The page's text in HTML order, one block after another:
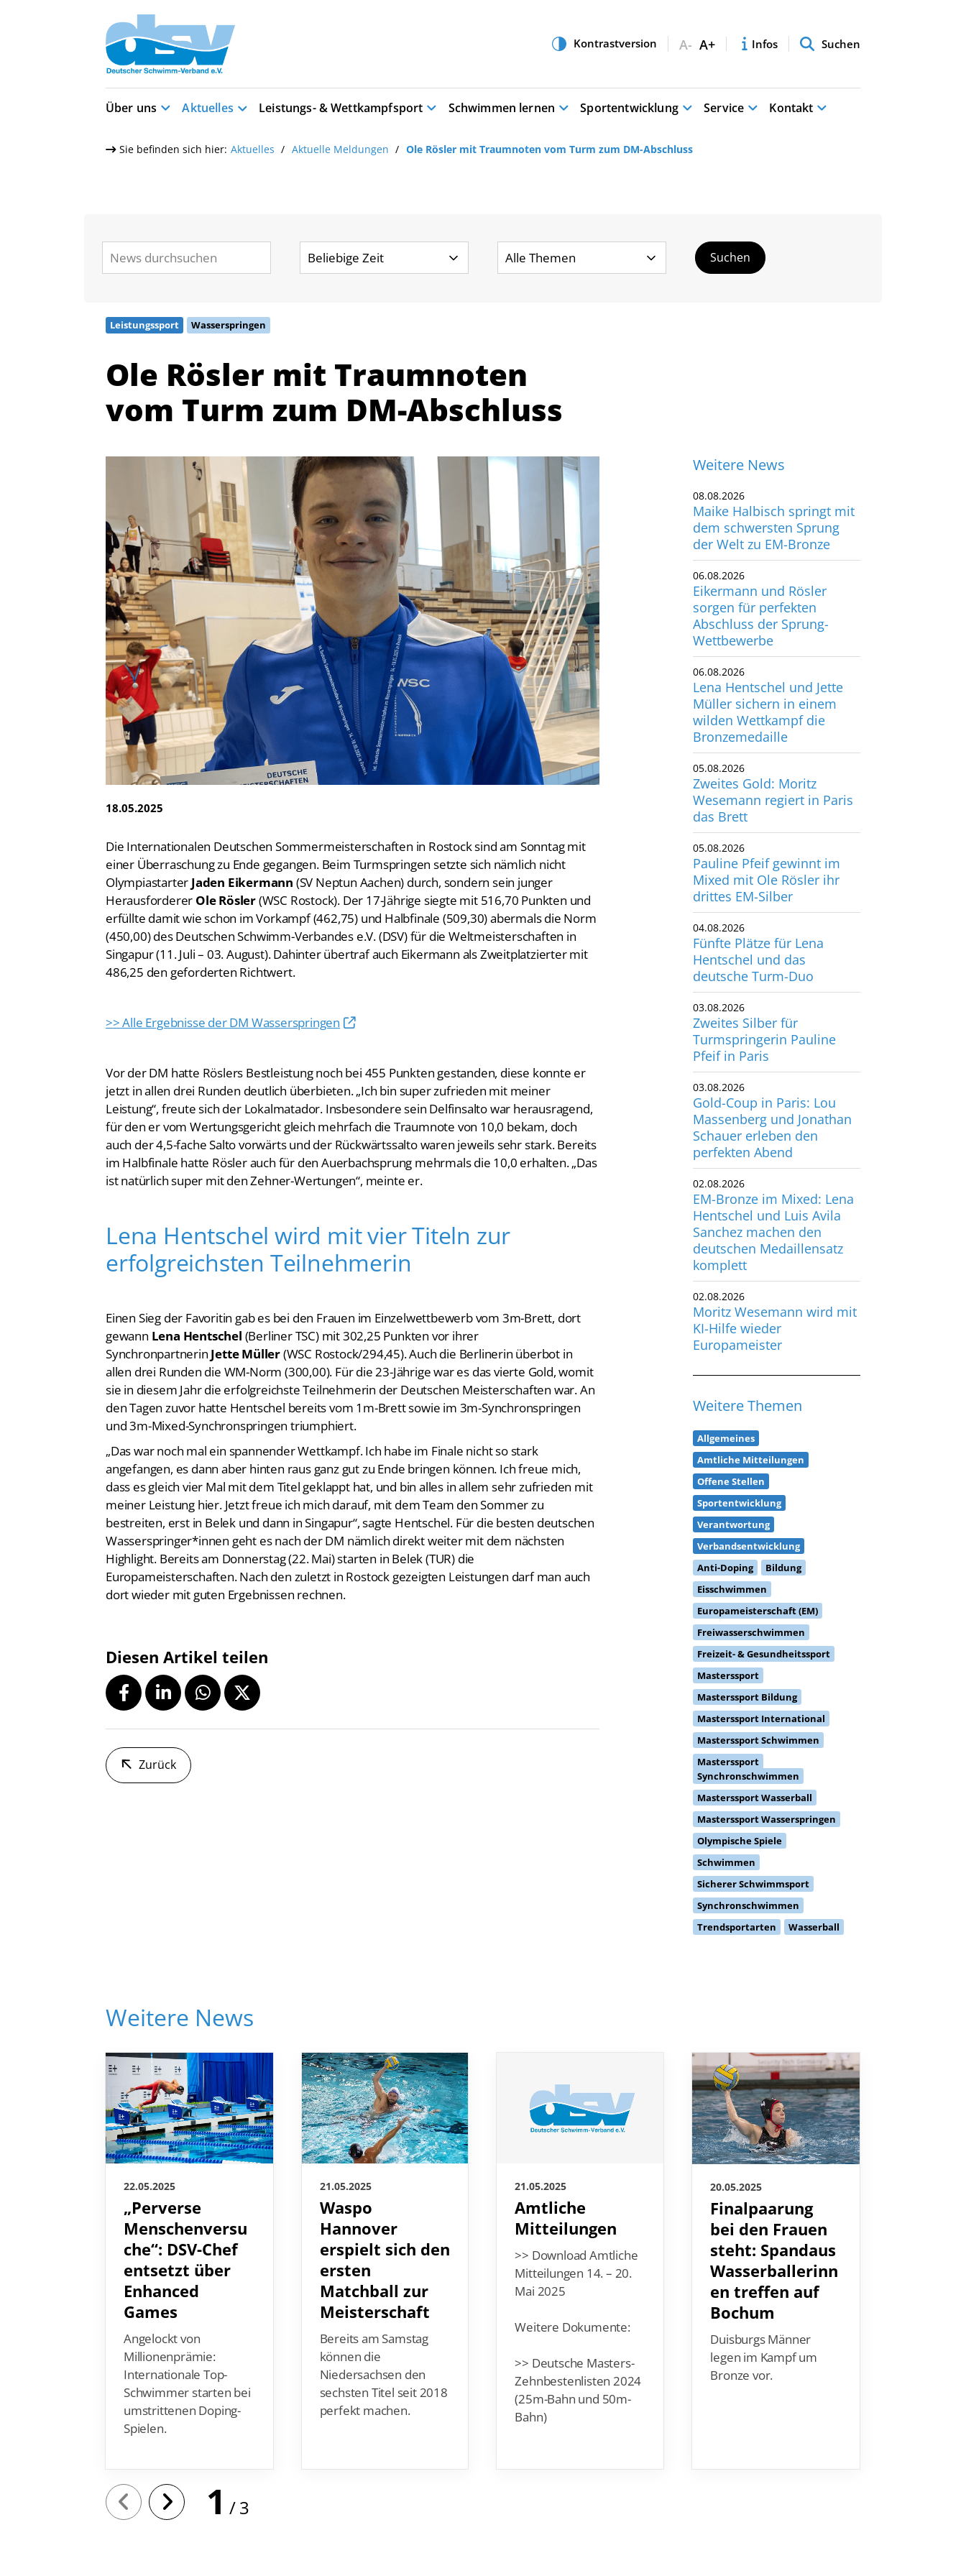
A- A+ Infos Suchen
Über uns Aktuelles Leistungs- & Wettkampfsport Schwimmen lernen Sportentwicklung Service Kontakt
Sie befinden sich hier: Aktuelles Aktuelle Meldungen Ole Rösler mit Traumnoten vom Turm zum DM-Abschluss
Leistungssport Wasserspringen
Ole Rösler mit Traumnoten
vom Turm zum DM-Abschluss
18.05.2025
Die Internationalen Deutschen Sommermeisterschaften in Rostock sind am Sonntag mit
einer Überraschung zu Ende gegangen. Beim Turmspringen setzte sich nämlich nicht
Olympiastarter Jaden Eikermann (SV Neptun Aachen) durch, sondern sein junger
Herausforderer Ole Rösler(WSC Rostock). Der 17-Jährige siegte mit 516,70 Punkten und
erfüllte damit wie schon im Vorkampf (462,75) und Halbfinale (509,30) abermals die Norm
(450,00) des Deutschen Schwimm-Verbandes e.V. (DSV) für die Weltmeisterschaften in
Singapur (11. Juli – 03. August). Dahinter übertraf auch Eikermann als Zweitplatzierter mit
486,25 den geforderten Richtwert.
>> Alle Ergebnisse der DM Wasserspringen
Vor der DM hatte Röslers Bestleistung noch bei 455 Punkten gestanden, diese konnte er
jetzt in allen drei Runden deutlich überbieten. „Ich bin super zufrieden mit meiner
Leistung“, freute sich der Lokalmatador. Insbesondere sein Delfinsalto war herausragend,
für den er vom Wertungsgericht gleich mehrfach die Traumnote von 10,0 bekam, doch
auch der 4,5-fache Salto vorwärts und der Rückwärtssalto waren jeweils sehr stark. Bereits
im Halbfinale hatte Rösler auch für den Auerbachsprung mehrmals die 10,0 erhalten. „Das
ist natürlich super mit den Zehner-Wertungen“, meinte er.
Lena Hentschel wird mit vier Titeln zur
erfolgreichsten Teilnehmerin
Einen Sieg der Favoritin gab es bei den Frauen im Einzelwettbewerb vom 3m-Brett, dort
gewann Lena Hentschel (Berliner TSC) mit 302,25 Punkten vor ihrer
Synchronpartnerin Jette Müller(WSC Rostock/294,45). Auch die Berlinerin überbot in
allen drei Runden die WM-Norm (300,00). Für die 23-Jährige war es das vierte Gold, womit
sie in diesem Jahr die erfolgreichste Teilnehmerin der Deutschen Meisterschaften war. An
den Tagen zuvor hatte Hentschel bereits vom 1m-Brett sowie im 3m-Synchronspringen
und 3m-Mixed-Synchronspringen triumphiert.
„Das war noch mal ein spannender Wettkampf. Ich habe im Finale nicht so stark
angefangen, es dann aber hinten raus ganz gut zu Ende bringen können. Ich freue mich,
dass es gleich vier Mal mit dem Titel geklappt hat, und bin alles in allem sehr zufrieden mit
meiner Leistung hier. Jetzt freue ich mich darauf, mit dem Team den Sommer zu
bestreiten, erst in Belek und dann in Singapur“, sagte Hentschel. Für die besten deutschen
Wasserspringer*innen geht es nach der DM nämlich direkt weiter mit dem nächsten
Highlight. Bereits am Donnerstag (22. Mai) starten in Belek (TUR) die
Europameisterschaften. Nach den zuletzt in Rostock gezeigten Leistungen darf man auch
dort wieder mit guten Ergebnissen rechnen.
Diesen Artikel teilen
Zurück
Weitere News
08.08.2026
Maike Halbisch springt mit
dem schwersten Sprung
der Welt zu EM-Bronze
06.08.2026
Eikermann und Rösler
sorgen für perfekten
Abschluss der Sprung-
Wettbewerbe
06.08.2026
Lena Hentschel und Jette
Müller sichern in einem
wilden Wettkampf die
Bronzemedaille
05.08.2026
Zweites Gold: Moritz
Wesemann regiert in Paris
das Brett
05.08.2026
Pauline Pfeif gewinnt im
Mixed mit Ole Rösler ihr
drittes EM-Silber
04.08.2026
Fünfte Plätze für Lena
Hentschel und das
deutsche Turm-Duo
03.08.2026
Zweites Silber für
Turmspringerin Pauline
Pfeif in Paris
03.08.2026
Gold-Coup in Paris: Lou
Massenberg und Jonathan
Schauer erleben den
perfekten Abend
02.08.2026
EM-Bronze im Mixed: Lena
Hentschel und Luis Avila
Sanchez machen den
deutschen Medaillensatz
komplett
02.08.2026
Moritz Wesemann wird mit
KI-Hilfe wieder
Europameister
Weitere Themen
Allgemeines
Amtliche Mitteilungen
Offene Stellen
Sportentwicklung
Verantwortung
Verbandsentwicklung
Anti-Doping
Bildung
Eisschwimmen
Europameisterschaft (EM)
Freiwasserschwimmen
Freizeit- & Gesundheitssport
Masterssport
Masterssport Bildung
Masterssport International
Masterssport Schwimmen
Masterssport
Synchronschwimmen
Masterssport Wasserball
Masterssport Wasserspringen
Olympische Spiele
Schwimmen
Sicherer Schwimmsport
Synchronschwimmen
Trendsportarten
Wasserball
Weitere News
22.05.2025
„Perverse
Menschenversu
che“: DSV-Chef
entsetzt über
Enhanced
Games
Angelockt von
Millionenprämie:
Internationale Top-
Schwimmer starten bei
umstrittenen Doping-
Spielen.
21.05.2025
Waspo
Hannover
erspielt sich den
ersten
Matchball zur
Meisterschaft
Bereits am Samstag
können die
Niedersachsen den
sechsten Titel seit 2018
perfekt machen.
21.05.2025
Amtliche
Mitteilungen
>> Download Amtliche
Mitteilungen 14. – 20.
Mai 2025
Weitere Dokumente:
>> Deutsche Masters-
Zehnbestenlisten 2024
(25m-Bahn und 50m-
Bahn)
20.05.2025
Finalpaarung
bei den Frauen
steht: Spandaus
Wasserballerinn
en treffen auf
Bochum
Duisburgs Männer
legen im Kampf um
Bronze vor.
1 3
Quicklinks
Vereinsfinder
Lizenzwesen
Zentrale Hinweisstelle
Anti-Doping
Recht auf sicheren Schwimmsport
Abteilungen
Schwimmen
Freiwasserschwimmen
Wasserspringen
Wasserball
Synchronschwimmen
Masterssport
Deutscher Schwimm-Verband e.V.
Korbacher Straße 93
D-34132 Kassel
Fax: +49 561 94083-15
info@dsv.de